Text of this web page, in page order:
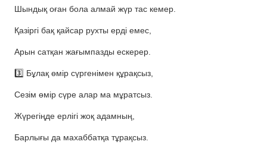
Шындық оған бола алмай жүр тас кемер.
Қазіргі бақ қайсар рухты ерді емес,
Арын сатқан жағымпазды ескерер.
3️⃣ Бұлақ өмір сүргенімен құрақсыз,
Сезім өмір сүре алар ма мұратсыз.
Жүрегіңде ерлігі жоқ адамның,
Барлығы да махаббатқа тұрақсыз.